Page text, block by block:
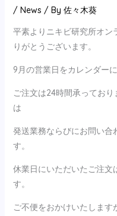
/ News / By 佐々木葵
平素よりニキビ研究所オン
りがとうございます。
9月の営業日をカレンダー
ご注文は24時間承ってお
は
発送業務ならびにお問い合
す。
休業日にいただいたご注文
す。
ご不便をおかけいたしま